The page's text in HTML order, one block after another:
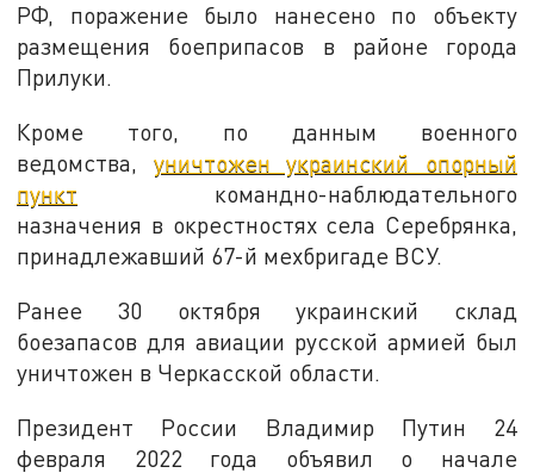
РФ, поражение было нанесено по объекту
размещения боеприпасов в районе города
Прилуки.
Кроме того, по данным военного
ведомства, уничтожен украинский опорный
пункт командно-наблюдательного
назначения в окрестностях села Серебрянка,
принадлежавший 67-й мехбригаде ВСУ.
Ранее 30 октября украинский склад
боезапасов для авиации русской армией был
уничтожен в Черкасской области.
Президент России Владимир Путин 24
февраля 2022 года объявил о начале